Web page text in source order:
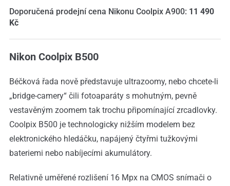
Doporučená prodejní cena Nikonu Coolpix A900: 11 490
Kč
Nikon Coolpix B500
Béčková řada nově představuje ultrazoomy, nebo chcete-li
„bridge-camery“ čili fotoaparáty s mohutným, pevně
vestavěným zoomem tak trochu připomínající zrcadlovky.
Coolpix B500 je technologicky nižším modelem bez
elektronického hledáčku, napájený čtyřmi tužkovými
bateriemi nebo nabíjecími akumulátory.
Relativně uměřené rozlišení 16 Mpx na CMOS snímači o